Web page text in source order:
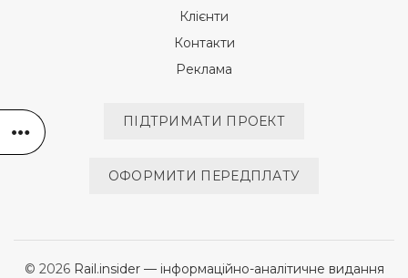
Клієнти
Контакти
Реклама
ПІДТРИМАТИ ПРОЕКТ
ОФОРМИТИ ПЕРЕДПЛАТУ
© 2026 Rail.insider — інформаційно-аналітичне видання